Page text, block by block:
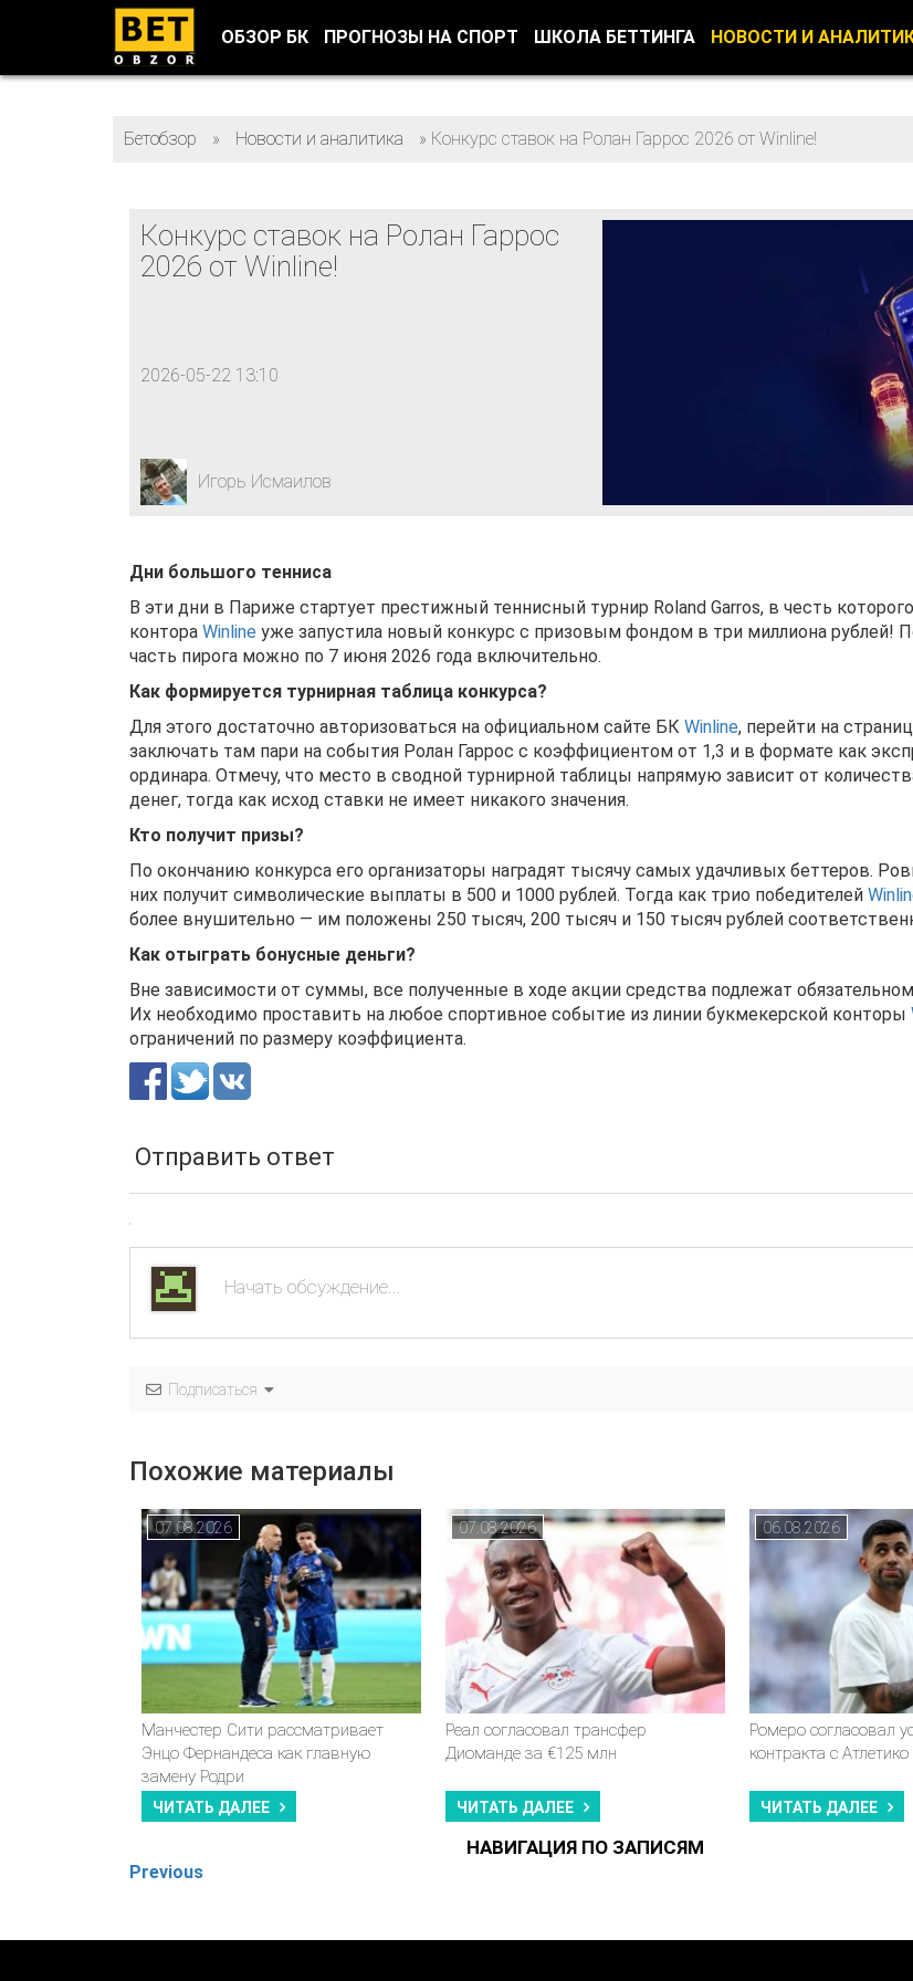
ОБЗОР БК ПРОГНОЗЫ НА СПОРТ ШКОЛА БЕТТИНГА НОВОСТИ И
Бетобзор » Новости и аналитика » Конкурс ставок на Ролан Гаррос 2026 от Winline!
Конкурс ставок на Ролан Гаррос
2026 от Winline!
2026-05-22 13:10
Игорь Исмаилов
Дни большого тенниса
В эти дни в Париже стартует престижный теннисный турнир Roland Garros, в честь
контора Winline уже запустила новый конкурс с призовым фондом в три миллиона рублей!
часть пирога можно по 7 июня 2026 года включительно.
Как формируется турнирная таблица конкурса?
Для этого достаточно авторизоваться на официальном сайте БК Winline, перейти на
заключать там пари на события Ролан Гаррос с коэффициентом от 1,3 и в формате как
ординара. Отмечу, что место в сводной турнирной таблицы напрямую зависит от
денег, тогда как исход ставки не имеет никакого значения.
Кто получит призы?
По окончанию конкурса его организаторы наградят тысячу самых удачливых беттеров.
них получит символические выплаты в 500 и 1000 рублей. Тогда как трио победителей
более внушительно — им положены 250 тысяч, 200 тысяч и 150 тысяч рублей
Как отыграть бонусные деньги?
Вне зависимости от суммы, все полученные в ходе акции средства подлежат
Их необходимо проставить на любое спортивное событие из линии букмекерской конторы
ограничений по размеру коэффициента.
Отправить ответ
Подписаться
Похожие материалы
07.08.2026
Манчестер Сити рассматривает
Энцо Фернандеса как главную
замену Родри
ЧИТАТЬ ДАЛЕЕ
07.08.2026
Реал согласовал трансфер
Диоманде за €125 млн
ЧИТАТЬ ДАЛЕЕ
06.08.2026
Ромеро согласовал
контракта с Атлетико
ЧИТАТЬ ДАЛЕЕ
НАВИГАЦИЯ ПО ЗАПИСЯМ
Previous